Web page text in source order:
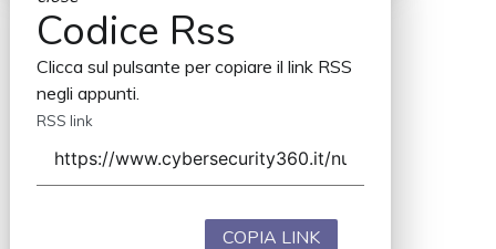
Codice Rss
Clicca sul pulsante per copiare il link RSS
negli appunti.
RSS link
COPIA LINK